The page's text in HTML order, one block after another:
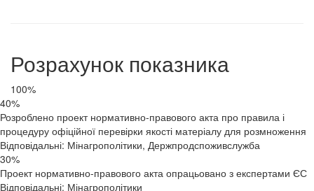
Розрахунок показника
100%
40%
Розроблено проект нормативно-правового акта про правила і
процедуру офіційної перевірки якості матеріалу для розмноження
Відповідальні: Мінагрополітики, Держпродспоживслужба
30%
Проект нормативно-правового акта опрацьовано з експертами ЄС
Відповідальні: Мінагрополітики